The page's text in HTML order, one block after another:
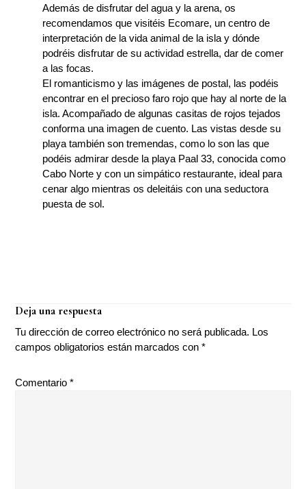
Además de disfrutar del agua y la arena, os
recomendamos que visitéis Ecomare, un centro de
interpretación de la vida animal de la isla y dónde
podréis disfrutar de su actividad estrella, dar de comer
a las focas.
El romanticismo y las imágenes de postal, las podéis
encontrar en el precioso faro rojo que hay al norte de la
isla. Acompañado de algunas casitas de rojos tejados
conforma una imagen de cuento. Las vistas desde su
playa también son tremendas, como lo son las que
podéis admirar desde la playa Paal 33, conocida como
Cabo Norte y con un simpático restaurante, ideal para
cenar algo mientras os deleitáis con una seductora
puesta de sol.
Interacciones
con
los
lectores
Deja una respuesta
Tu dirección de correo electrónico no será publicada. Los
campos obligatorios están marcados con*
Comentario*